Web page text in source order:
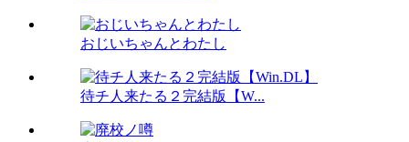
おじいちゃんとわたし
待チ人来たる２完結版【W...